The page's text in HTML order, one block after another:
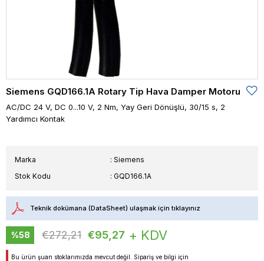
Siemens GQD166.1A Rotary Tip Hava Damper Motoru
AC/DC 24 V, DC 0...10 V, 2 Nm, Yay Geri Dönüşlü, 30/15 s, 2
Yardımcı Kontak
Marka : Siemens
Stok Kodu
GQD166.1A
Teknik dokümana (DataSheet) ulaşmak için tıklayınız
%58
İndirim
€272,21 €95,27 + KDV
Bu ürün şuan stoklarımızda mevcut değil. Sipariş ve bilgi için